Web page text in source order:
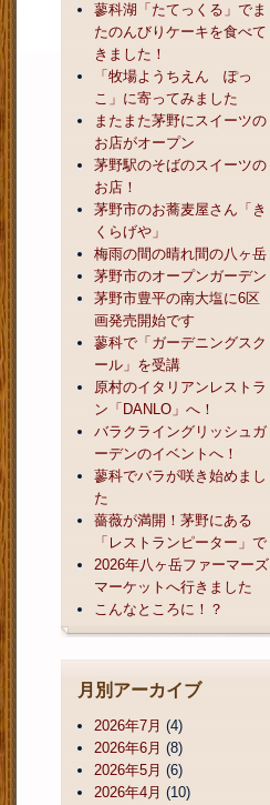
蓼科湖「たてっくる」でま
たのんびりケーキを食べて
きました！
「牧場ようちえん ぽっ
こ」に寄ってみました
またまた茅野にスイーツの
お店がオープン
茅野駅のそばのスイーツの
お店！
茅野市のお蕎麦屋さん「き
くらげや」
梅雨の間の晴れ間の八ヶ岳
茅野市のオープンガーデン
茅野市豊平の南大塩に6区
画発売開始です
蓼科で「ガーデニングスク
ール」を受講
原村のイタリアンレストラ
ン「DANLO」へ！
バラクライングリッシュガ
ーデンのイベントへ！
蓼科でバラが咲き始めまし
た
薔薇が満開！茅野にある
「レストランピーター」で
2026年八ヶ岳ファーマーズ
マーケットへ行きました
こんなところに！？
月別アーカイブ
2026年7月 (4)
2026年6月 (8)
2026年5月 (6)
2026年4月 (10)